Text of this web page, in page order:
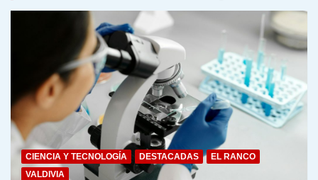
CIENCIA Y TECNOLOGÍA DESTACADAS
EL RANCO
VALDIVIA